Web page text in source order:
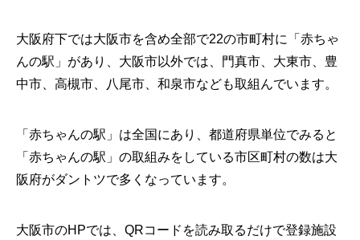
大阪府下では大阪市を含め全部で22の市町村に「赤ちゃ
んの駅」があり、大阪市以外では、門真市、大東市、豊
中市、高槻市、八尾市、和泉市なども取組んでいます。
「赤ちゃんの駅」は全国にあり、都道府県単位でみると
「赤ちゃんの駅」の取組みをしている市区町村の数は大
阪府がダントツで多くなっています。
大阪市のHPでは、QRコードを読み取るだけで登録施設